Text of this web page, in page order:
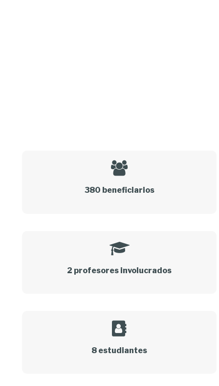
380 beneficiarios
2 profesores involucrados
8 estudiantes